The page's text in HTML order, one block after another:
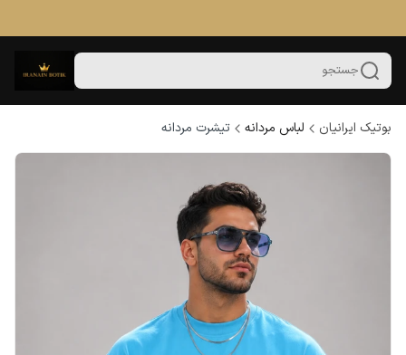
جستجو
بوتیک ایرانیان لباس مردانه تیشرت مردانه